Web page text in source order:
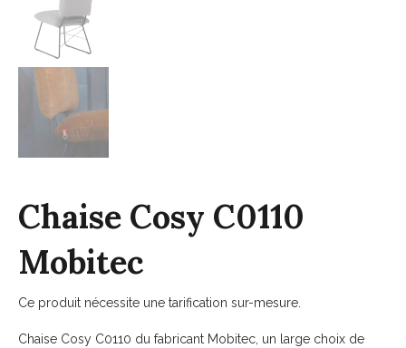
Chaise Cosy C0110
Mobitec
Ce produit nécessite une tarification sur-mesure.
Chaise Cosy C0110 du fabricant Mobitec, un large choix de